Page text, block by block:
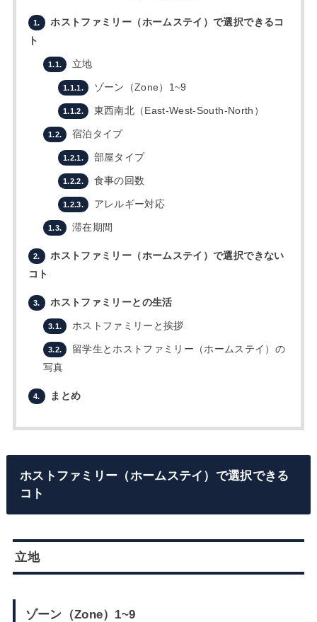
1.
ホストファミリー（ホームステイ）で選択できるコ
ト
1.1. 立地
1.1.1. ゾーン（Zone）1~9
1.1.2. 東西南北（East-West-South-North）
1.2. 宿泊タイプ
1.2.1. 部屋タイプ
1.2.2. 食事の回数
1.2.3. アレルギー対応
1.3. 滞在期間
2.
ホストファミリー（ホームステイ）で選択できない
コト
3. ホストファミリーとの生活
3.1. ホストファミリーと挨拶
3.2.
留学生とホストファミリー（ホームステイ）の
写真
4. まとめ
ホストファミリー（ホームステイ）で選択できる
コト
立地
ゾーン（Zone）1~9